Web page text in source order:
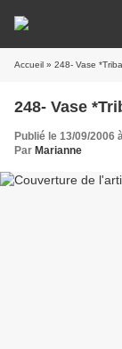
Accueil » 248- Vase
Publié le 13/09/2006
Par Marianne